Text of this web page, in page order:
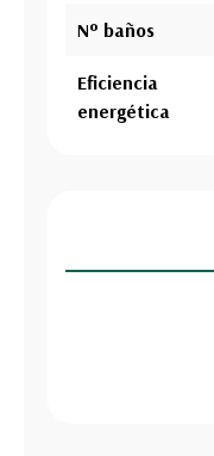
Nº baños
Eficiencia
energética